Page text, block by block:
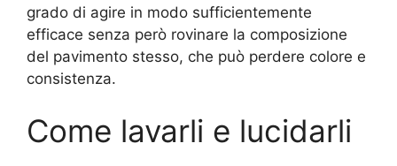
grado di agire in modo sufficientemente
efficace senza però rovinare la composizione
del pavimento stesso, che può perdere colore e
consistenza.
Come lavarli e lucidarli